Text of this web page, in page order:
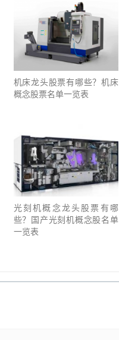
机床龙头股票有哪些？机床
概念股票名单一览表
光刻机概念龙头股票有哪
些？国产光刻机概念股名单
一览表